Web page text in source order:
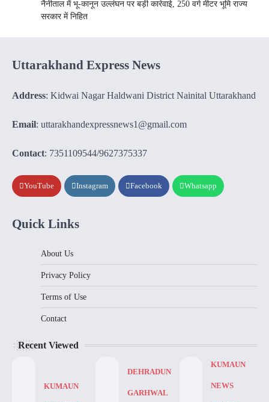
नैनीताल में भू-कानून उल्लंघन पर बड़ी कार्रवाई, 250 वर्ग मीटर भूमि राज्य
सरकार में निहित
Uttarakhand Express News
Address: Kidwai Nagar Haldwani District Nainital Uttarakhand
Email: uttarakhandexpressnews1@gmail.com
Contact: 7351109544/9627375337
YouTube Instagram Facebook Whatsapp
Quick Links
About Us
Privacy Policy
Terms of Use
Contact
Recent Viewed
KUMAUN
DEHRADUN
GARHWAL
KUMAUN
NEWS